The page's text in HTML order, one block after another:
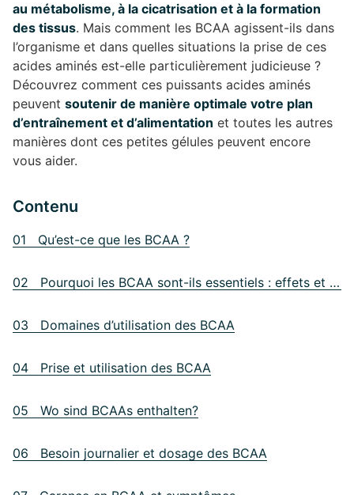
au métabolisme, à la cicatrisation et à la formation
des tissus. Mais comment les BCAA agissent-ils dans
l’organisme et dans quelles situations la prise de ces
acides aminés est-elle particulièrement judicieuse ?
Découvrez comment ces puissants acides aminés
peuvent soutenir de manière optimale votre plan
d’entraînement et d’alimentation et toutes les autres
manières dont ces petites gélules peuvent encore
vous aider.
Contenu
01 Qu’est-ce que les BCAA ?
02 Pourquoi les BCAA sont-ils essentiels : effets et fonctions
03 Domaines d’utilisation des BCAA
04 Prise et utilisation des BCAA
05 Wo sind BCAAs enthalten?
06 Besoin journalier et dosage des BCAA